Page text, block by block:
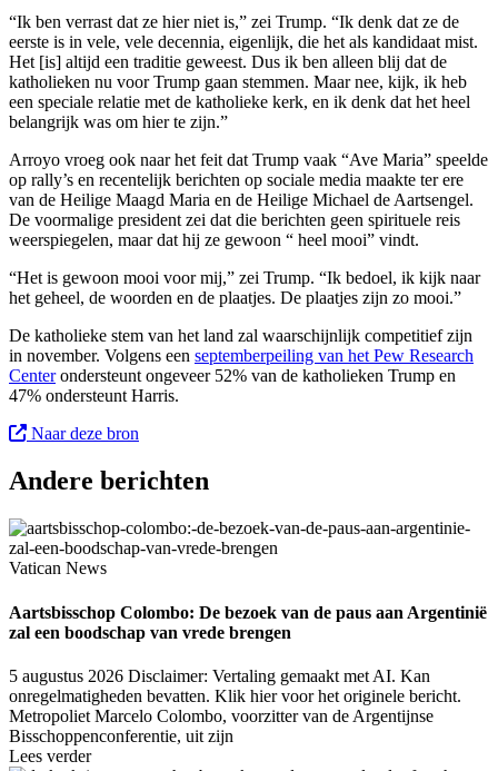
“Ik ben verrast dat ze hier niet is,” zei Trump. “Ik denk dat ze de
eerste is in vele, vele decennia, eigenlijk, die het als kandidaat mist.
Het [is] altijd een traditie geweest. Dus ik ben alleen blij dat de
katholieken nu voor Trump gaan stemmen. Maar nee, kijk, ik heb
een speciale relatie met de katholieke kerk, en ik denk dat het heel
belangrijk was om hier te zijn.”
Arroyo vroeg ook naar het feit dat Trump vaak “Ave Maria” speelde
op rally’s en recentelijk berichten op sociale media maakte ter ere
van de Heilige Maagd Maria en de Heilige Michael de Aartsengel.
De voormalige president zei dat die berichten geen spirituele reis
weerspiegelen, maar dat hij ze gewoon “ heel mooi” vindt.
“Het is gewoon mooi voor mij,” zei Trump. “Ik bedoel, ik kijk naar
het geheel, de woorden en de plaatjes. De plaatjes zijn zo mooi.”
De katholieke stem van het land zal waarschijnlijk competitief zijn
in november. Volgens een septemberpeiling van het Pew Research
Centerondersteunt ongeveer 52% van de katholieken Trump en
47% ondersteunt Harris.
Naar deze bron
Andere berichten
Vatican News
Aartsbisschop Colombo: De bezoek van de paus aan Argentinië
zal een boodschap van vrede brengen
5 augustus 2026 Disclaimer: Vertaling gemaakt met AI. Kan
onregelmatigheden bevatten. Klik hier voor het originele bericht.
Metropoliet Marcelo Colombo, voorzitter van de Argentijnse
Bisschoppenconferentie, uit zijn
Lees verder